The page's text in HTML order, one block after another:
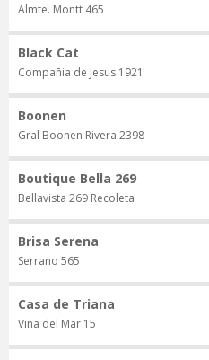
Almte. Montt 465
Black Cat
Compañia de Jesus 1921
Boonen
Gral Boonen Rivera 2398
Boutique Bella 269
Bellavista 269 Recoleta
Brisa Serena
Serrano 565
Casa de Triana
Viña del Mar 15